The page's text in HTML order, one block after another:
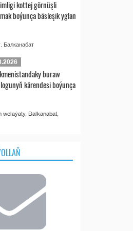
kottej görnüşli
boýunça bäsleşik yglan
Балканабат
buraw
kärendesi boýunça
Balkanabat,